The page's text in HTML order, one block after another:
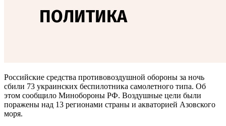
Российские средства противовоздушной обороны за ночь
сбили 73 украинских беспилотника самолетного типа. Об
этом сообщило Минобороны РФ. Воздушные цели были
поражены над 13 регионами страны и акваторией Азовского
моря.